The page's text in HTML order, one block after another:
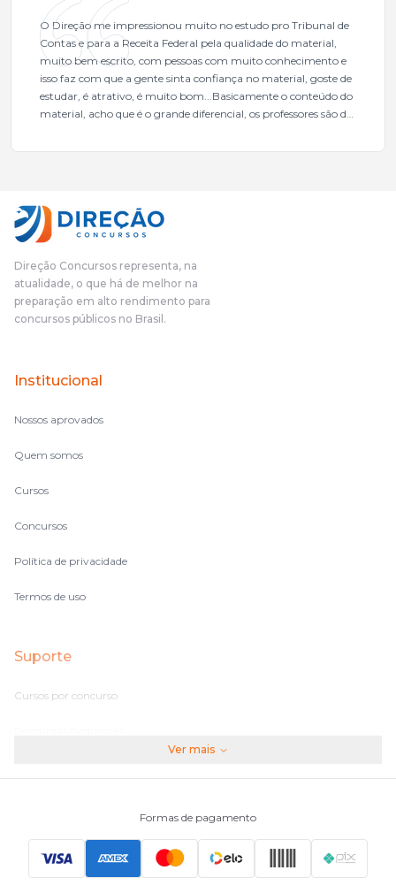
O Direção me impressionou muito no estudo pro Tribunal de
Contas e para a Receita Federal pela qualidade do material,
muito bem escrito, com pessoas com muito conhecimento e
isso faz com que a gente sinta confiança no material, goste de
estudar, é atrativo, é muito bom...Basicamente o conteúdo do
material, acho que é o grande diferencial, os professores são de
mais excelentes cargos da administração pública.Eu sempre
fundamental na minha derrota no ano passado para que eu
pudesse enxergar o que eu errei e corrigir minha rota.E além
das aulas vocês(Direção Concursos), que fizeram um
o aluno, além de ter que estudar, ele tem que perder tempo
fazendo um cronograma, num pós- edital é muito
complicado, é uma avalanche de informação, então vocês
terem feito isso é muito bacana, porque quando eu me sentia
no volume de matérias.
Direção Concursos representa, na
atualidade, o que há de melhor na
preparação em alto rendimento para
concursos públicos no Brasil.
Institucional
Nossos aprovados
Quem somos
Cursos
Concursos
Política de privacidade
Termos de uso
Suporte
Cursos por concurso
Principais Concursos
Ver mais
Formas de pagamento